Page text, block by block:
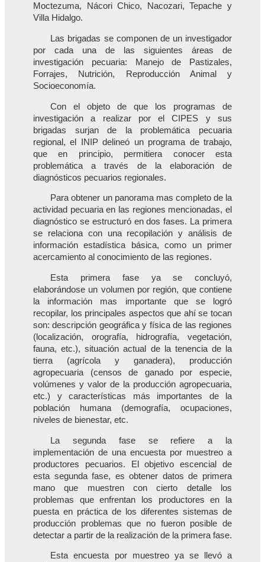
Moctezuma, Nácori Chico, Nacozari, Tepache y
Villa Hidalgo.
Las brigadas se componen de un investigador
por cada una de las siguientes áreas de
investigación pecuaria: Manejo de Pastizales,
Forrajes, Nutrición, Reproducción Animal y
Socioeconomía.
Con el objeto de que los programas de
investigación a realizar por el CIPES y sus
brigadas surjan de la problemática pecuaria
regional, el INIP delineó un programa de trabajo,
que en principio, permitiera conocer esta
problemática a través de la elaboración de
diagnósticos pecuarios regionales.
Para obtener un panorama mas completo de la
actividad pecuaria en las regiones mencionadas, el
diagnóstico se estructuró en dos fases. La primera
se relaciona con una recopilación y análisis de
información estadística básica, como un primer
acercamiento al conocimiento de las regiones.
Esta primera fase ya se concluyó,
elaborándose un volumen por región, que contiene
la información mas importante que se logró
recopilar, los principales aspectos que ahí se tocan
son: descripción geográfica y física de las regiones
(localización, orografía, hidrografía, vegetación,
fauna, etc.), situación actual de la tenencia de la
tierra (agrícola y ganadera), producción
agropecuaria (censos de ganado por especie,
volúmenes y valor de la producción agropecuaria,
etc.) y características más importantes de la
población humana (demografía, ocupaciones,
niveles de bienestar, etc.
La segunda fase se refiere a la
implementación de una encuesta por muestreo a
productores pecuarios. El objetivo escencial de
esta segunda fase, es obtener datos de primera
mano que muestren con cierto detalle los
problemas que enfrentan los productores en la
puesta en práctica de los diferentes sistemas de
producción problemas que no fueron posible de
detectar a partir de la realización de la primera fase.
Esta encuesta por muestreo ya se llevó a